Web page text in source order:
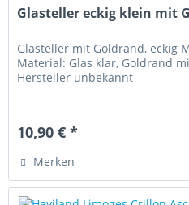
Glasteller eckig klein mit
Glasteller mit Goldrand, eckig
Material: Glas klar, Goldrand
Hersteller unbekannt
10,90 € *
Merken